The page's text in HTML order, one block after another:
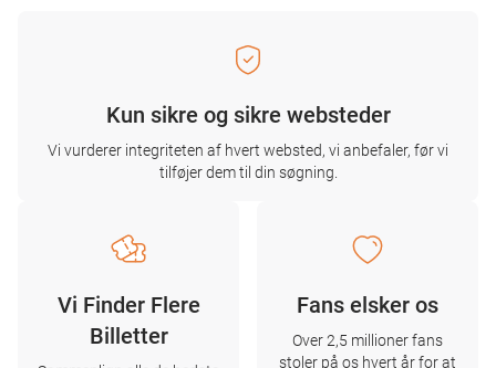
Kun sikre og sikre websteder
Vi vurderer integriteten af ​​hvert websted, vi anbefaler, før vi
tilføjer dem til din søgning.
Vi Finder Flere
Billetter
Fans elsker os
Over 2,5 millioner fans
stoler på os hvert år for at